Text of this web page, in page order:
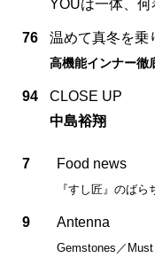
YOUは一体、何
76 温めて真冬を乗
高機能インナー徹
94
CLOSE UP
中島裕翔
7 Food news
『すし匠』のばら
9 Antenna
Gemstones／